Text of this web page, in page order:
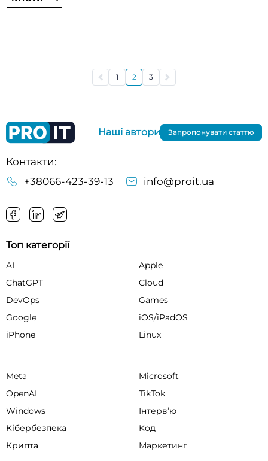
1 2 3
Контакти:
+38066-423-39-13
info@proit.ua
Наші автори Запропонувати статтю
Топ категорії
AI
Apple
ChatGPT
Cloud
DevOps
Games
Google
iOS/iPadOS
iPhone
Linux
Meta
Microsoft
OpenAI
TikTok
Windows
Інтервʼю
Кібербезпека
Код
Крипта
Маркетинг